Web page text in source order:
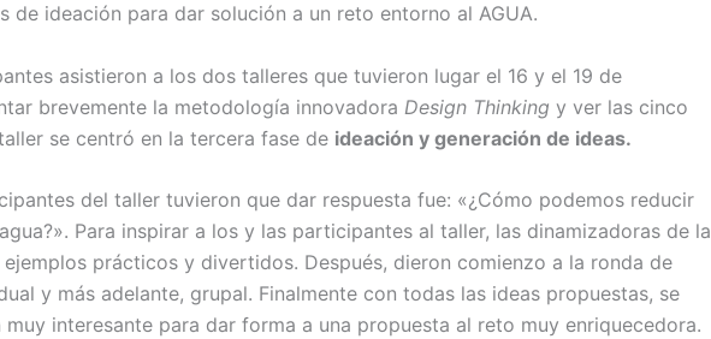
de ideación para dar solución a un reto entorno al AGUA.
asistieron a los dos talleres que tuvieron lugar el 16 y el 19 de
brevemente la metodología innovadora Design Thinking y ver las cinco
se centró en la tercera fase de ideación y generación de ideas.
del taller tuvieron que dar respuesta fue: «¿Cómo podemos reducir
Para inspirar a los y las participantes al taller, las dinamizadoras de la
prácticos y divertidos. Después, dieron comienzo a la ronda de
y más adelante, grupal. Finalmente con todas las ideas propuestas, se
interesante para dar forma a una propuesta al reto muy enriquecedora.